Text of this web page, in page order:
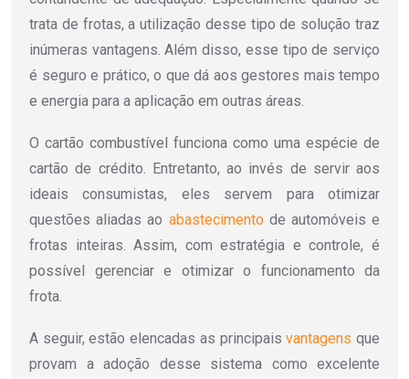
trata de frotas, a utilização desse tipo de solução traz
inúmeras vantagens. Além disso, esse tipo de serviço
é seguro e prático, o que dá aos gestores mais tempo
e energia para a aplicação em outras áreas.
O cartão combustível funciona como uma espécie de
cartão de crédito. Entretanto, ao invés de servir aos
ideais consumistas, eles servem para otimizar
questões aliadas ao abastecimentode automóveis e
frotas inteiras. Assim, com estratégia e controle, é
possível gerenciar e otimizar o funcionamento da
frota.
A seguir, estão elencadas as principaisvantagens que
provam a adoção desse sistema como excelente